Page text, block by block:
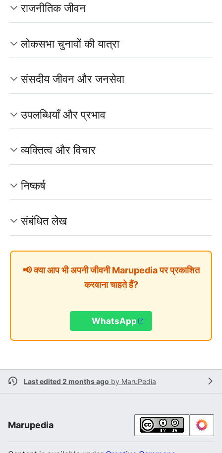
राजनीतिक जीवन
लोकसभा चुनावों की यात्रा
संसदीय जीवन और जनसेवा
उपलब्धियाँ और प्रभाव
व्यक्तित्व और विचार
निष्कर्ष
संबंधित लेख
📢 क्या आप भी अपनी जीवनी Marupedia पर प्रकाशित
करवाना चाहते हैं?
WhatsApp
Last edited 2 months ago by MaruPedia
Marupedia